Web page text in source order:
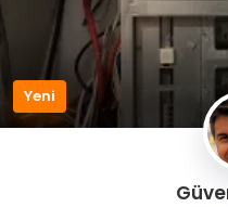
Yeni